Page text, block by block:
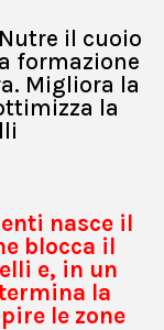
Nutre il cuoio
formazione
Migliora la
la
nasce il
blocca il
e, in un
la
le zone